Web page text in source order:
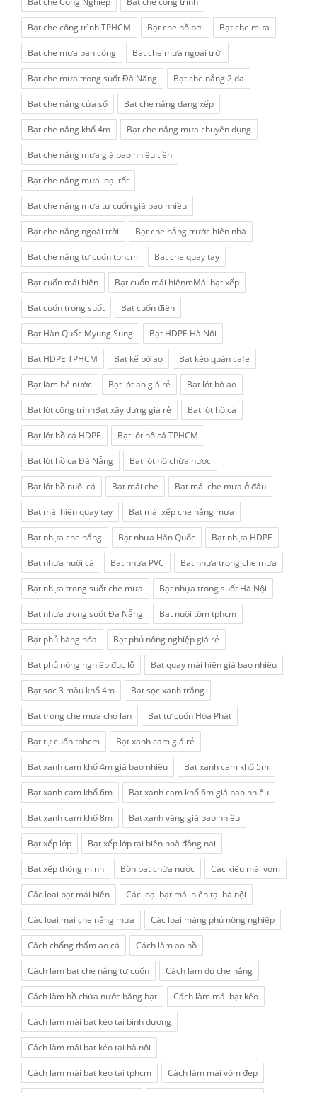
Bạt che công trình TPHCM Bạt che hồ bơi Bạt che mưa
Bạt che mưa ban công Bạt che mưa ngoài trời
Bạt che mưa trong suốt Đà Nẵng Bạt che nắng 2 da
Bạt che nắng cửa sổ Bạt che nắng dạng xếp
Bạt che nắng khổ 4m Bạt che nắng mưa chuyên dụng
Bạt che nắng mưa giá bao nhiêu tiền
Bạt che nắng mưa loại tốt
Bạt che nắng mưa tự cuốn giá bao nhiều
Bạt che nắng ngoài trời Bạt che nắng trước hiên nhà
Bạt che nắng tự cuốn tphcm Bạt che quay tay
Bạt cuốn mái hiên Bạt cuốn mái hiênmMái bạt xếp
Bạt cuốn trong suốt Bạt cuốn điện
Bạt Hàn Quốc Myung Sung Bạt HDPE Hà Nội
Bạt HDPE TPHCM Bạt kế bờ ao Bạt kéo quán cafe
Bạt làm bể nước Bạt lót ao giá rẻ Bạt lót bờ ao
Bạt lót công trìnhBạt xây dựng giá rẻ Bạt lót hồ cá
Bạt lót hồ cá HDPE Bạt lót hồ cá TPHCM
Bạt lót hồ cá Đà Nẵng Bạt lót hồ chứa nước
Bạt lót hồ nuôi cá Bạt mái che Bạt mái che mưa ở đâu
Bạt mái hiên quay tay Bạt mái xếp che nắng mưa
Bạt nhựa che nắng Bạt nhựa Hàn Quốc Bạt nhựa HDPE
Bạt nhựa nuôi cá Bạt nhựa PVC Bạt nhựa trong che mưa
Bạt nhựa trong suốt che mưa Bạt nhựa trong suốt Hà Nội
Bạt nhựa trong suốt Đà Nẵng Bạt nuôi tôm tphcm
Bạt phủ hàng hóa Bạt phủ nông nghiệp giá rẻ
Bạt phủ nông nghiệp đục lỗ Bạt quay mái hiên giá bao nhiêu
Bạt sọc 3 màu khổ 4m Bạt sọc xanh trắng
Bạt trong che mưa cho lan Bạt tự cuốn Hòa Phát
Bạt tự cuốn tphcm Bạt xanh cam giá rẻ
Bạt xanh cam khổ 4m giá bao nhiêu Bạt xanh cam khổ 5m
Bạt xanh cam khổ 6m Bạt xanh cam khổ 6m giá bao nhiêu
Bạt xanh cam khổ 8m Bạt xanh vàng giá bao nhiều
Bạt xếp lớp Bạt xếp lớp tại biên hoà đồng nai
Bạt xếp thông minh Bồn bạt chứa nước Các kiểu mái vòm
Các loại bạt mái hiên Các loại bạt mái hiên tại hà nội
Các loại mái che nắng mưa Các loại màng phủ nông nghiệp
Cách chống thấm ao cá Cách làm ao hồ
Cách làm bạt che nắng tự cuốn Cách làm dù che nắng
Cách làm hồ chứa nước bằng bạt Cách làm mái bạt kéo
Cách làm mái bạt kéo tại bình dương
Cách làm mái bạt kéo tại hà nội
Cách làm mái bạt kéo tại tphcm Cách làm mái vòm đẹp